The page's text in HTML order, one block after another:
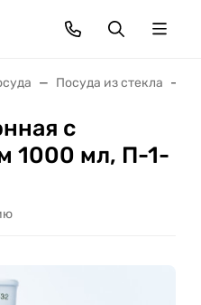
Посуда из стекла
с
1000 мл, П-1-